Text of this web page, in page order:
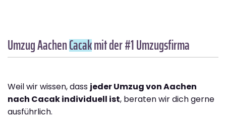
Umzug AachenCacakmit der #1 Umzugsfirma
Weil wir wissen, dass jeder Umzug von Aachen
nach Cacak individuell ist, beraten wir dich gerne
ausführlich.